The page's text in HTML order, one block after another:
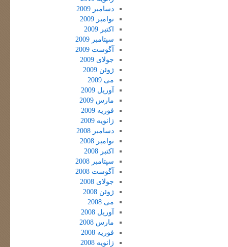
دسامبر 2009
نوامبر 2009
اکتبر 2009
سپتامبر 2009
آگوست 2009
جولای 2009
ژوئن 2009
می 2009
آوریل 2009
مارس 2009
فوریه 2009
ژانویه 2009
دسامبر 2008
نوامبر 2008
اکتبر 2008
سپتامبر 2008
آگوست 2008
جولای 2008
ژوئن 2008
می 2008
آوریل 2008
مارس 2008
فوریه 2008
ژانویه 2008